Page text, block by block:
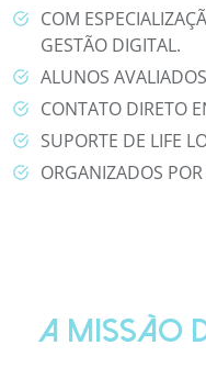
COM
GESTÃO DIGITAL.
ALUNOS
CONTATO DIRETO
SUPORTE DE LIFE
ORGANIZADOS
A MISSÃO